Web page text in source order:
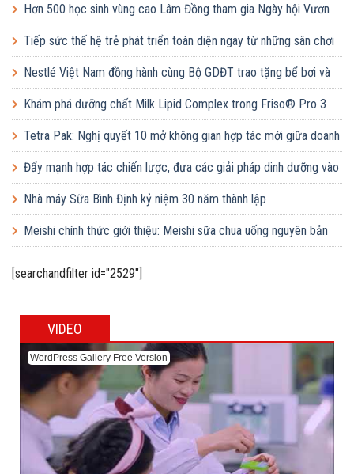
Hơn 500 học sinh vùng cao Lâm Đồng tham gia Ngày hội Vươn
cao Việt Nam
Tiếp sức thế hệ trẻ phát triển toàn diện ngay từ những sân chơi
học đường
Nestlé Việt Nam đồng hành cùng Bộ GDĐT trao tặng bể bơi và
lớp dạy bơi mô hình điểm cho học sinh tại tỉnh Bắc Ninh
Khám phá dưỡng chất Milk Lipid Complex trong Friso® Pro 3
Tetra Pak: Nghị quyết 10 mở không gian hợp tác mới giữa doanh
nghiệp FDI và doanh nghiệp Việt
Đẩy mạnh hợp tác chiến lược, đưa các giải pháp dinh dưỡng vào
trường học
Nhà máy Sữa Bình Định kỷ niệm 30 năm thành lập
Meishi chính thức giới thiệu: Meishi sữa chua uống nguyên bản
[searchandfilter id="2529"]
VIDEO
WordPress Gallery Free Version